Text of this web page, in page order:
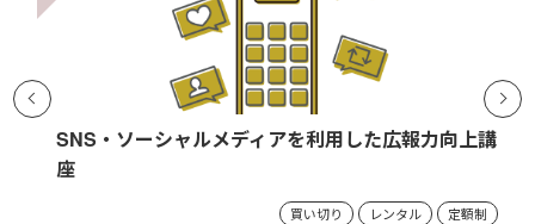
SNS・ソーシャルメディアを利用した広報力向上講
座
買い切り レンタル 定額制